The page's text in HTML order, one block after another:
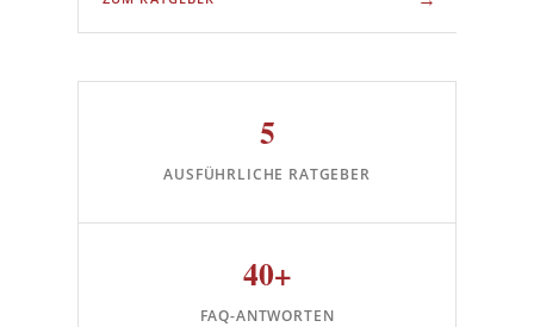
5
AUSFÜHRLICHE RATGEBER
40+
FAQ-ANTWORTEN